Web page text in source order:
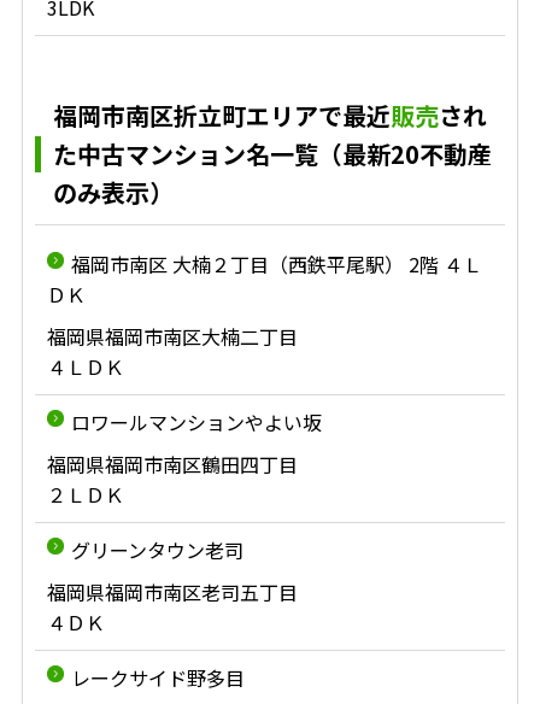
3LDK
福岡市南区折立町エリアで最近販売され
た中古マンション名一覧（最新20不動産
のみ表示）
福岡市南区 大楠２丁目（西鉄平尾駅） 2階 ４Ｌ
ＤＫ
福岡県福岡市南区大楠二丁目
４ＬＤＫ
ロワールマンションやよい坂
福岡県福岡市南区鶴田四丁目
２ＬＤＫ
グリーンタウン老司
福岡県福岡市南区老司五丁目
４ＤＫ
レークサイド野多目